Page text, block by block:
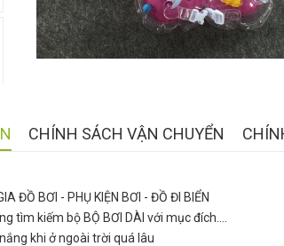
CHÍNH SÁCH VẬN CHUYỂN
ĐỒ BƠI - PHỤ KIỆN BƠI - ĐỒ ĐI BIỂN
tìm kiếm bộ BỘ BƠI DÀI với mục đích....
khi ở ngoài trời quá lâu